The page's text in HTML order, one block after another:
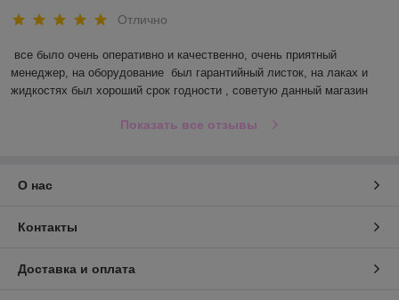
Отлично
все было очень оперативно и качественно, очень приятный
менеджер, на оборудование  был гарантийный листок, на лаках и
жидкостях был хороший срок годности , советую данный магазин
Показать все отзывы
О нас
Контакты
Доставка и оплата